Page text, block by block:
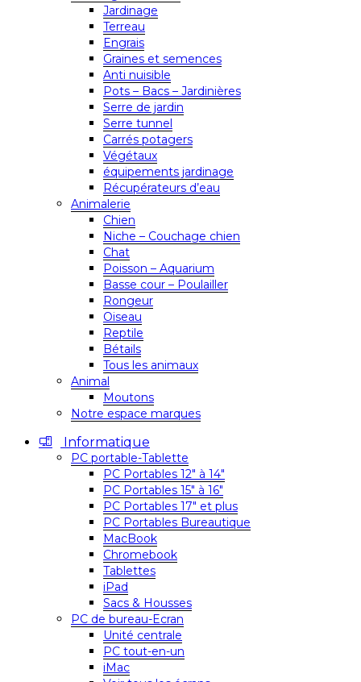
Jardinage
Terreau
Engrais
Graines et semences
Anti nuisible
Pots – Bacs – Jardinières
Serre de jardin
Serre tunnel
Carrés potagers
Végétaux
équipements jardinage
Récupérateurs d’eau
Animalerie
Chien
Niche – Couchage chien
Chat
Poisson – Aquarium
Basse cour – Poulailler
Rongeur
Oiseau
Reptile
Bétails
Tous les animaux
Animal
Moutons
Notre espace marques
Informatique
PC portable-Tablette
PC Portables 12″ à 14″
PC Portables 15″ à 16″
PC Portables 17″ et plus
PC Portables Bureautique
MacBook
Chromebook
Tablettes
iPad
Sacs & Housses
PC de bureau-Ecran
Unité centrale
PC tout-en-un
iMac